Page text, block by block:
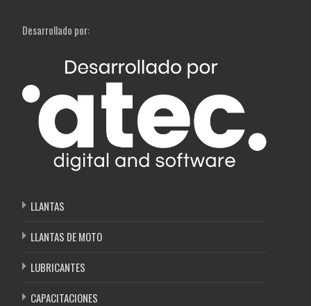
Desarrollado por:
LLANTAS
LLANTAS DE MOTO
LUBRICANTES
CAPACITACIONES